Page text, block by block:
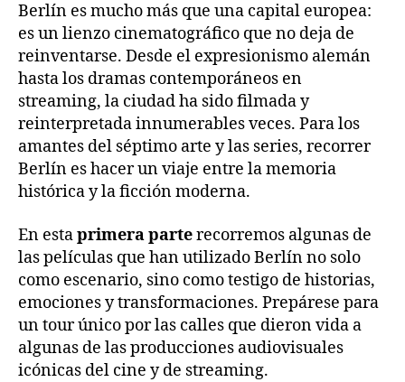
Berlín es mucho más que una capital europea:
es un lienzo cinematográfico que no deja de
reinventarse. Desde el expresionismo alemán
hasta los dramas contemporáneos en
streaming, la ciudad ha sido filmada y
reinterpretada innumerables veces. Para los
amantes del séptimo arte y las series, recorrer
Berlín es hacer un viaje entre la memoria
histórica y la ficción moderna.
En estaprimera parterecorremos algunas de
las películas que han utilizado Berlín no solo
como escenario, sino como testigo de historias,
emociones y transformaciones. Prepárese para
un tour único por las calles que dieron vida a
algunas de las producciones audiovisuales
icónicas del cine y de streaming.